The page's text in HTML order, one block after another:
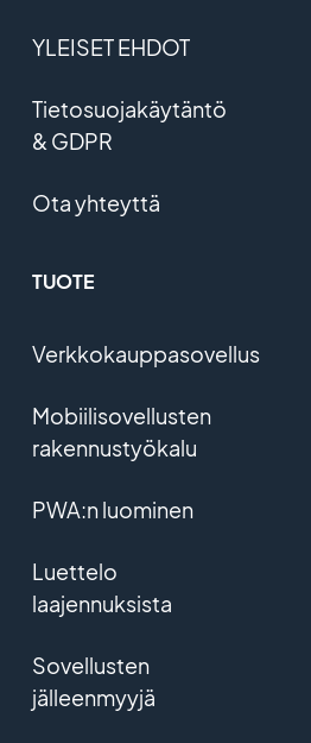
YLEISET EHDOT
Tietosuojakäytäntö
& GDPR
Ota yhteyttä
TUOTE
Verkkokauppasovellus
Mobiilisovellusten
rakennustyökalu
PWA:n luominen
Luettelo
laajennuksista
Sovellusten
jälleenmyyjä